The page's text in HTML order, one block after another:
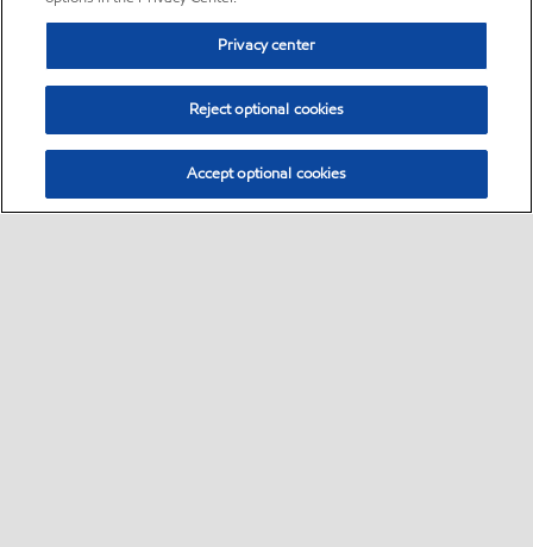
Privacy center
Reject optional cookies
Accept optional cookies